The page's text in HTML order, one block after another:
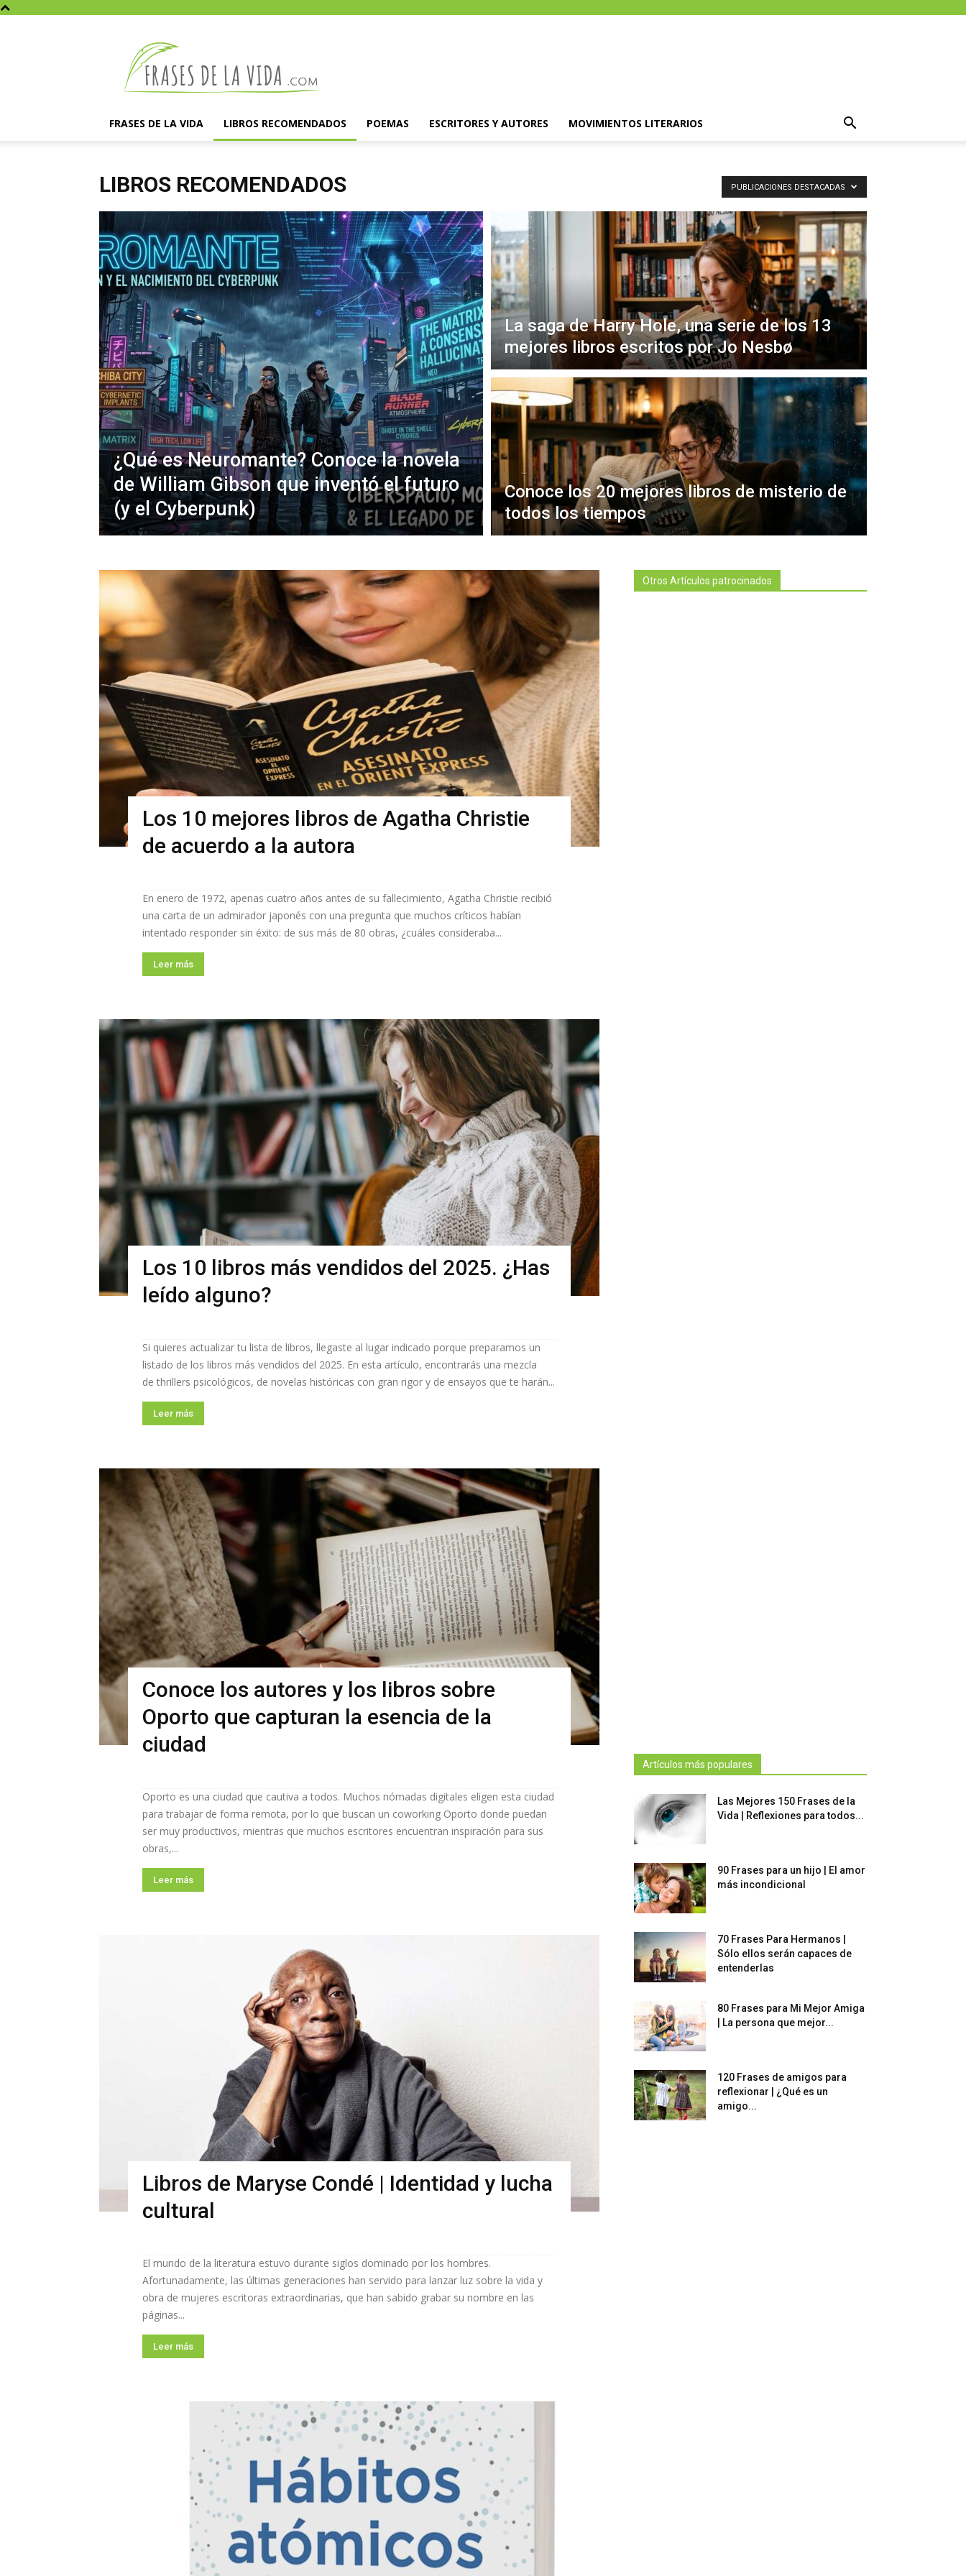
la
vida
FRASES DE LA VIDA LIBROS RECOMENDADOS POEMAS ESCRITORES Y AUTORES MOVIMIENTOS LITERARIOS
LIBROS RECOMENDADOS PUBLICACIONES DESTACADAS
¿Qué es Neuromante? Conoce la novela
de William Gibson que inventó el futuro
(y el Cyberpunk)
La saga de Harry Hole, una serie de los 13
mejores libros escritos por Jo Nesbø
Conoce los 20 mejores libros de misterio de
todos los tiempos
Los 10 mejores libros de Agatha Christie
de acuerdo a la autora
En enero de 1972, apenas cuatro años antes de su fallecimiento, Agatha Christie recibió
una carta de un admirador japonés con una pregunta que muchos críticos habían
intentado responder sin éxito: de sus más de 80 obras, ¿cuáles consideraba...
Leer más
Los 10 libros más vendidos del 2025. ¿Has
leído alguno?
Si quieres actualizar tu lista de libros, llegaste al lugar indicado porque preparamos un
listado de los libros más vendidos del 2025. En esta artículo, encontrarás una mezcla
de thrillers psicológicos, de novelas históricas con gran rigor y de ensayos que te harán...
Leer más
Conoce los autores y los libros sobre
Oporto que capturan la esencia de la
ciudad
Oporto es una ciudad que cautiva a todos. Muchos nómadas digitales eligen esta ciudad
para trabajar de forma remota, por lo que buscan un coworking Oporto donde puedan
ser muy productivos, mientras que muchos escritores encuentran inspiración para sus
obras,...
Leer más
Libros de Maryse Condé | Identidad y lucha
cultural
El mundo de la literatura estuvo durante siglos dominado por los hombres.
Afortunadamente, las últimas generaciones han servido para lanzar luz sobre la vida y
obra de mujeres escritoras extraordinarias, que han sabido grabar su nombre en las
páginas...
Leer más
Otros Artículos patrocinados
Artículos más populares
Las Mejores 150 Frases de la
Vida | Reflexiones para todos...
90 Frases para un hijo | El amor
más incondicional
70 Frases Para Hermanos |
Sólo ellos serán capaces de
entenderlas
80 Frases para Mi Mejor Amiga
| La persona que mejor...
120 Frases de amigos para
reflexionar | ¿Qué es un
amigo...